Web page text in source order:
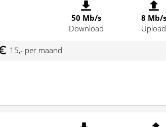
50 Mb/s
Download
8 Mb/s
Upload
15,- per maand